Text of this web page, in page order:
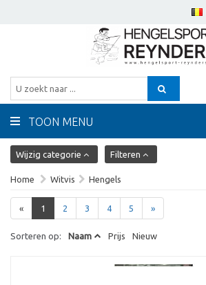
TOON MENU
Wijzig categorie Filteren
Home Witvis Hengels
« 1 2 3 4 5 »
Sorteren op: Naam Prijs Nieuw